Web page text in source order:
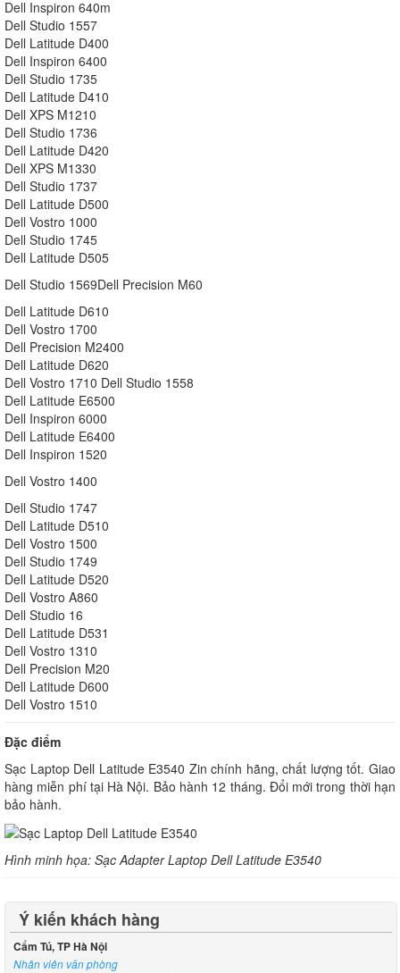
Dell Inspiron 640m
Dell Studio 1557
Dell Latitude D400
Dell Inspiron 6400
Dell Studio 1735
Dell Latitude D410
Dell XPS M1210
Dell Studio 1736
Dell Latitude D420
Dell XPS M1330
Dell Studio 1737
Dell Latitude D500
Dell Vostro 1000
Dell Studio 1745
Dell Latitude D505
Dell Studio 1569Dell Precision M60
Dell Latitude D610
Dell Vostro 1700
Dell Precision M2400
Dell Latitude D620
Dell Vostro 1710 Dell Studio 1558
Dell Latitude E6500
Dell Inspiron 6000
Dell Latitude E6400
Dell Inspiron 1520
Dell Vostro 1400
Dell Studio 1747
Dell Latitude D510
Dell Vostro 1500
Dell Studio 1749
Dell Latitude D520
Dell Vostro A860
Dell Studio 16
Dell Latitude D531
Dell Vostro 1310
Dell Precision M20
Dell Latitude D600
Dell Vostro 1510
Đặc điểm
Sạc Laptop Dell Latitude E3540 Zin chính hãng, chất lượng tốt. Giao
hàng miễn phí tại Hà Nội. Bảo hành 12 tháng. Đổi mới trong thời hạn
bảo hành.
Hình minh họa: Sạc Adapter Laptop Dell Latitude E3540
Ý kiến khách hàng
Cẩm Tú, TP Hà Nội
Nhân viên văn phòng